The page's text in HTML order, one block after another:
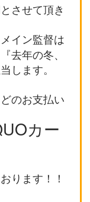
させて頂き
イン監督は
去年の冬、
します。
のお支払い
カー
ります！！